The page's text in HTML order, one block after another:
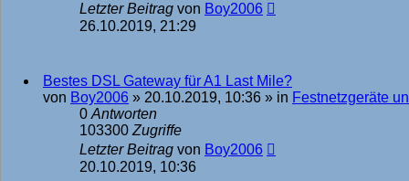
Letzter Beitrag von Boy2006
26.10.2019, 21:29
Bestes DSL Gateway für A1 Last Mile?
von Boy2006 » 20.10.2019, 10:36 » in Festnetzgeräte
0Antworten
103300Zugriffe
Letzter Beitrag von Boy2006
20.10.2019, 10:36